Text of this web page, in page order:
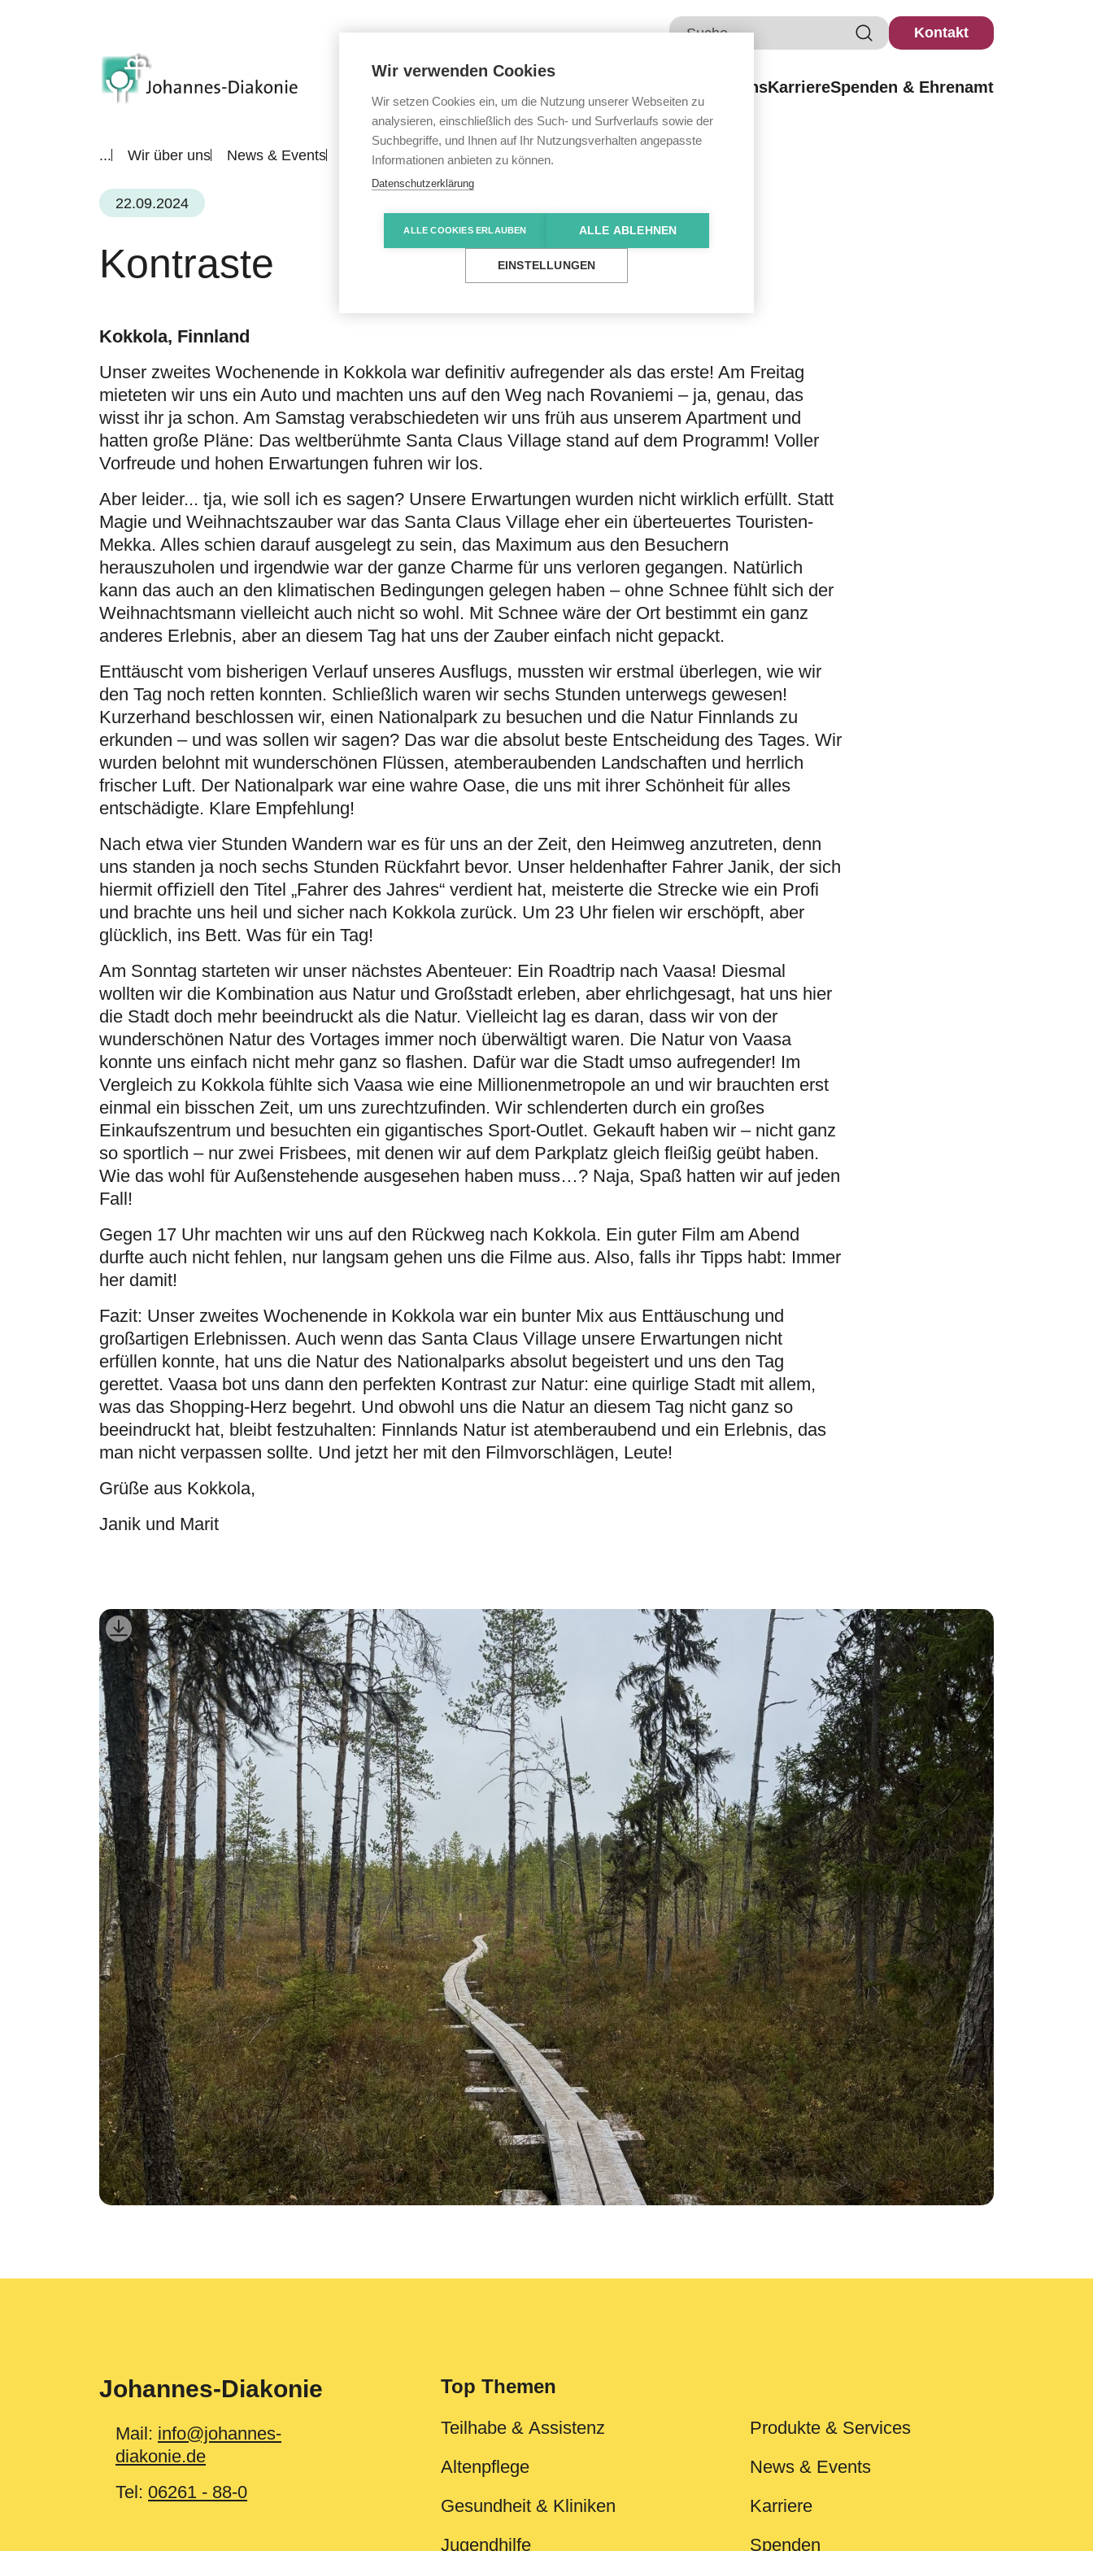
Kontakt
Wir über unsKarriereSpenden & Ehrenamt
... Wir über uns News & Events Alle News Kontraste
22.09.2024
Kontraste
Kokkola, Finnland
Unser zweites Wochenende in Kokkola war definitiv aufregender als das erste! Am Freitag
mieteten wir uns ein Auto und machten uns auf den Weg nach Rovaniemi – ja, genau, das
wisst ihr ja schon. Am Samstag verabschiedeten wir uns früh aus unserem Apartment und
hatten große Pläne: Das weltberühmte Santa Claus Village stand auf dem Programm! Voller
Vorfreude und hohen Erwartungen fuhren wir los.
Aber leider... tja, wie soll ich es sagen? Unsere Erwartungen wurden nicht wirklich erfüllt. Statt
Magie und Weihnachtszauber war das Santa Claus Village eher ein überteuertes Touristen-
Mekka. Alles schien darauf ausgelegt zu sein, das Maximum aus den Besuchern
herauszuholen und irgendwie war der ganze Charme für uns verloren gegangen. Natürlich
kann das auch an den klimatischen Bedingungen gelegen haben – ohne Schnee fühlt sich der
Weihnachtsmann vielleicht auch nicht so wohl. Mit Schnee wäre der Ort bestimmt ein ganz
anderes Erlebnis, aber an diesem Tag hat uns der Zauber einfach nicht gepackt.
Enttäuscht vom bisherigen Verlauf unseres Ausflugs, mussten wir erstmal überlegen, wie wir
den Tag noch retten konnten. Schließlich waren wir sechs Stunden unterwegs gewesen!
Kurzerhand beschlossen wir, einen Nationalpark zu besuchen und die Natur Finnlands zu
erkunden – und was sollen wir sagen? Das war die absolut beste Entscheidung des Tages. Wir
wurden belohnt mit wunderschönen Flüssen, atemberaubenden Landschaften und herrlich
frischer Luft. Der Nationalpark war eine wahre Oase, die uns mit ihrer Schönheit für alles
entschädigte. Klare Empfehlung!
Nach etwa vier Stunden Wandern war es für uns an der Zeit, den Heimweg anzutreten, denn
uns standen ja noch sechs Stunden Rückfahrt bevor. Unser heldenhafter Fahrer Janik, der sich
hiermit oﬃziell den Titel „Fahrer des Jahres“ verdient hat, meisterte die Strecke wie ein Profi
und brachte uns heil und sicher nach Kokkola zurück. Um 23 Uhr fielen wir erschöpft, aber
glücklich, ins Bett. Was für ein Tag!
Am Sonntag starteten wir unser nächstes Abenteuer: Ein Roadtrip nach Vaasa! Diesmal
wollten wir die Kombination aus Natur und Großstadt erleben, aber ehrlichgesagt, hat uns hier
die Stadt doch mehr beeindruckt als die Natur. Vielleicht lag es daran, dass wir von der
wunderschönen Natur des Vortages immer noch überwältigt waren. Die Natur von Vaasa
konnte uns einfach nicht mehr ganz so flashen. Dafür war die Stadt umso aufregender! Im
Vergleich zu Kokkola fühlte sich Vaasa wie eine Millionenmetropole an und wir brauchten erst
einmal ein bisschen Zeit, um uns zurechtzufinden. Wir schlenderten durch ein großes
Einkaufszentrum und besuchten ein gigantisches Sport-Outlet. Gekauft haben wir – nicht ganz
so sportlich – nur zwei Frisbees, mit denen wir auf dem Parkplatz gleich fleißig geübt haben.
Wie das wohl für Außenstehende ausgesehen haben muss…? Naja, Spaß hatten wir auf jeden
Fall!
Gegen 17 Uhr machten wir uns auf den Rückweg nach Kokkola. Ein guter Film am Abend
durfte auch nicht fehlen, nur langsam gehen uns die Filme aus. Also, falls ihr Tipps habt: Immer
her damit!
Fazit: Unser zweites Wochenende in Kokkola war ein bunter Mix aus Enttäuschung und
großartigen Erlebnissen. Auch wenn das Santa Claus Village unsere Erwartungen nicht
erfüllen konnte, hat uns die Natur des Nationalparks absolut begeistert und uns den Tag
gerettet. Vaasa bot uns dann den perfekten Kontrast zur Natur: eine quirlige Stadt mit allem,
was das Shopping-Herz begehrt. Und obwohl uns die Natur an diesem Tag nicht ganz so
beeindruckt hat, bleibt festzuhalten: Finnlands Natur ist atemberaubend und ein Erlebnis, das
man nicht verpassen sollte. Und jetzt her mit den Filmvorschlägen, Leute!
Grüße aus Kokkola,
Janik und Marit
Johannes-Diakonie
Mail: info@johannes-
diakonie.de
Tel: 06261 - 88-0
Top Themen
Teilhabe & Assistenz
Altenpflege
Gesundheit & Kliniken
Jugendhilfe
Produkte & Services
News & Events
Karriere
Spenden
Wir verwenden Cookies
Wir setzen Cookies ein, um die Nutzung unserer Webseiten zu
analysieren, einschließlich des Such- und Surfverlaufs sowie der
Suchbegriffe, und Ihnen auf Ihr Nutzungsverhalten angepasste
Informationen anbieten zu können.
Datenschutzerklärung
ALLE COOKIES ERLAUBEN ALLE ABLEHNEN
EINSTELLUNGEN